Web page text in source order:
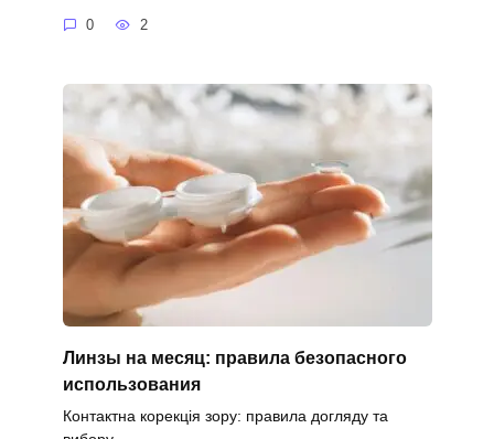
0 2
Линзы на месяц: правила безопасного
использования
Контактна корекція зору: правила догляду та